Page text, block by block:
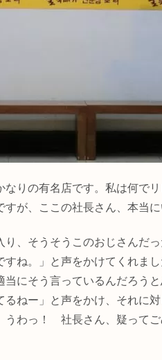
りの有名店です。私は何で
が、ここの社長さん、本当に
、そうそうこのおじさんだ
ね。」と声をかけてくれま
にそう言っているんだろう
ねー」と声をかけ、それに
うわっ！ 社長さん、疑って